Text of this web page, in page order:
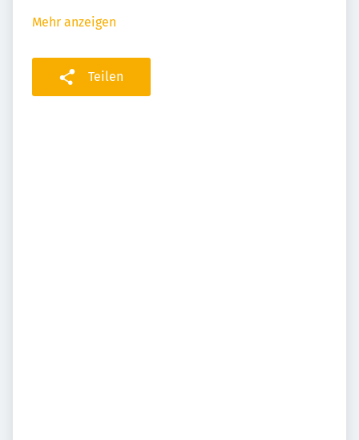
Mehr anzeigen
Teilen